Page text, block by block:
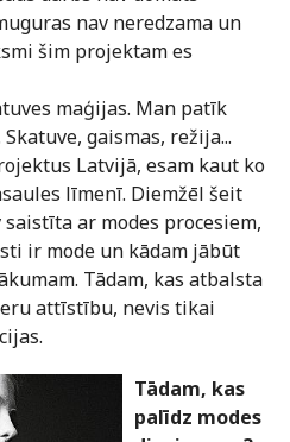
nav neredzama un
šim projektam es
maģijas. Man patīk
gaismas, režija...
Latvijā, esam kaut ko
līmenī. Diemžēl šeit
ar modes procesiem,
ir mode un kādam jābūt
Tādam, kas atbalsta
attīstību, nevis tikai
Tādam, kas
palīdz modes